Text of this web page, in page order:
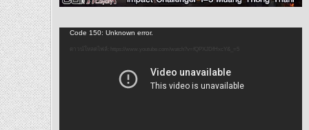
Code 150: Unknown error.
ดาวน์โหลดไฟล์: https://www.youtube.com/watch?v=fQPXJDfHxcY&_=5